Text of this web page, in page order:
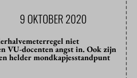
9 OKTOBER 2020
niet
VU-docenten angst in. Ook zijn
helder mondkapjesstandpunt